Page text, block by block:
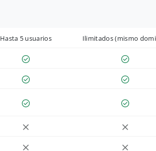
Hasta 5 usuarios Ilimitados (mismo